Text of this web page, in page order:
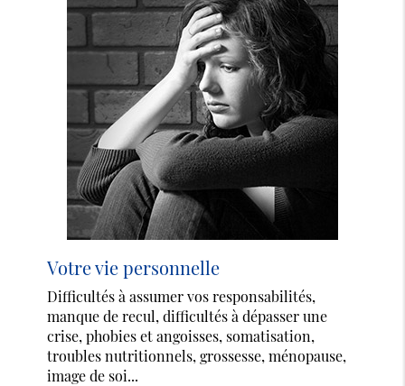
Votre vie personnelle
Difficultés à assumer vos responsabilités,
manque de recul, difficultés à dépasser une
crise, phobies et angoisses, somatisation,
troubles nutritionnels, grossesse, ménopause,
image de soi...